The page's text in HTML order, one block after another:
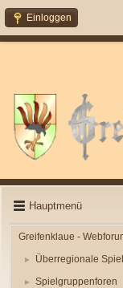
Einloggen
Hauptmenü
Greifenklaue -
► Überregionale
► Spielgruppenforen